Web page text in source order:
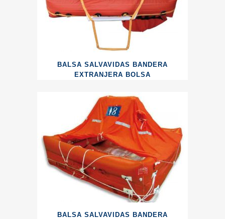
BALSA SALVAVIDAS BANDERA
EXTRANJERA BOLSA
BALSA SALVAVIDAS BANDERA